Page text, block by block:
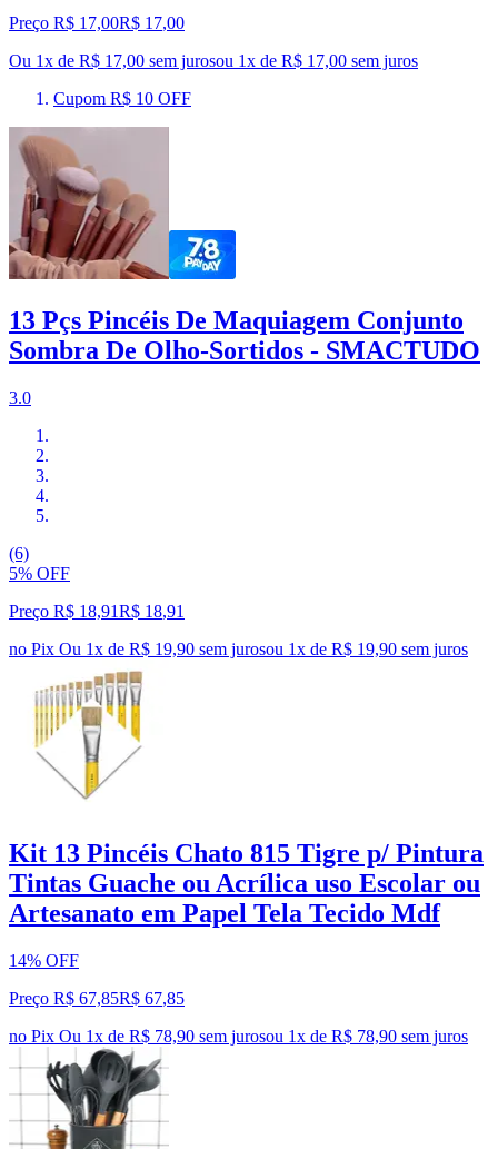
Preço R$ 17,00R$ 17,00
Ou 1x de R$ 17,00 sem jurosou 1x de R$ 17,00 sem juros
Cupom R$ 10 OFF
13 Pçs Pincéis De Maquiagem Conjunto
Sombra De Olho-Sortidos - SMACTUDO
3.0
(6)
5% OFF
Preço R$ 18,91R$ 18,91
no Pix Ou 1x de R$ 19,90 sem jurosou 1x de R$ 19,90 sem juros
Kit 13 Pincéis Chato 815 Tigre p/ Pintura
Tintas Guache ou Acrílica uso Escolar ou
Artesanato em Papel Tela Tecido Mdf
14% OFF
Preço R$ 67,85R$ 67,85
no Pix Ou 1x de R$ 78,90 sem jurosou 1x de R$ 78,90 sem juros